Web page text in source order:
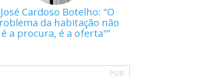
José Cardoso Botelho: "O
da habitação não
é a procura, é a oferta"
PUB